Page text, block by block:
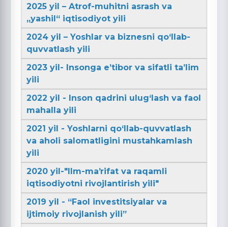
2025 yil – Atrof-muhitni asrash va
„yashil“ iqtisodiyot yili
2024 yil – Yoshlar va biznesni qo‘llab-
quvvatlash yili
2023 yil- Insonga e’tibor va sifatli ta’lim
yili
2022 yil - Inson qadrini ulug‘lash va faol
mahalla yili
2021 yil - Yoshlarni qo‘llab-quvvatlash
va aholi salomatligini mustahkamlash
yili
2020 yil-"Ilm-maʼrifat va raqamli
iqtisodiyotni rivojlantirish yili"
2019 yil - “Faol investitsiyalar va
ijtimoiy rivojlanish yili”